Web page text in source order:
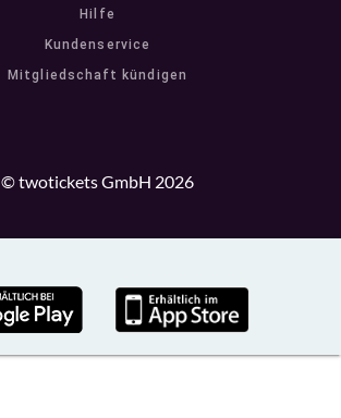
Hilfe
Kundenservice
Mitgliedschaft kündigen
© twotickets GmbH 2026